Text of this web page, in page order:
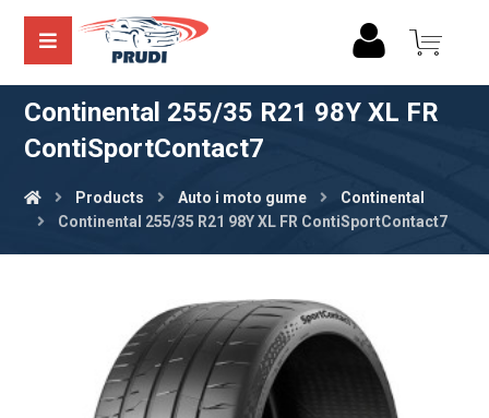
Continental 255/35 R21 98Y XL FR
ContiSportContact7
Products Auto i moto gume
Continental
Continental 255/35 R21 98Y XL FR ContiSportContact7